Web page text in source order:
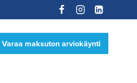
Varaa maksuton arviokäynti